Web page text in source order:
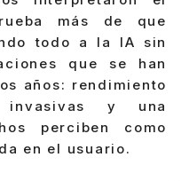
más de que
todo a la IA sin
que se han
años: rendimiento
invasivas y una
perciben como
en el usuario.